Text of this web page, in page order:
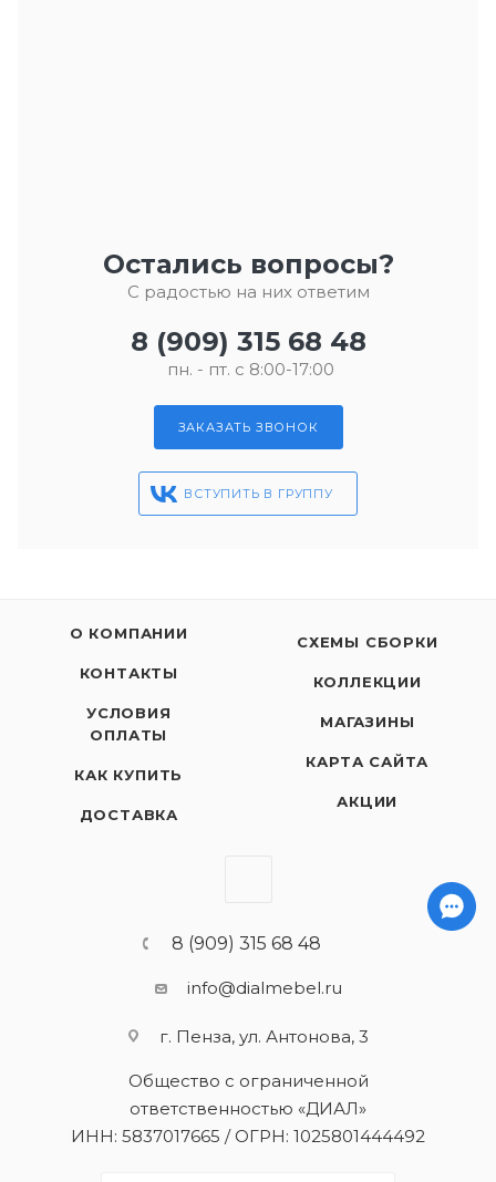
Остались вопросы?
С радостью на них ответим
8 (909) 315 68 48
пн. - пт. с 8:00-17:00
ЗАКАЗАТЬ ЗВОНОК
ВСТУПИТЬ В ГРУППУ
О КОМПАНИИ
КОНТАКТЫ
УСЛОВИЯ
ОПЛАТЫ
КАК КУПИТЬ
ДОСТАВКА
СХЕМЫ СБОРКИ
КОЛЛЕКЦИИ
МАГАЗИНЫ
КАРТА САЙТА
АКЦИИ
8 (909) 315 68 48
info@dialmebel.ru
г. Пенза, ул. Антонова, 3
Общество с ограниченной
ответственностью «ДИАЛ»
ИНН: 5837017665 / ОГРН: 1025801444492